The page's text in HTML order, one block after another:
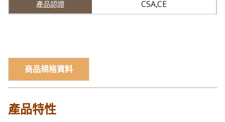
CSA,CE
商品規格資料
產品特性